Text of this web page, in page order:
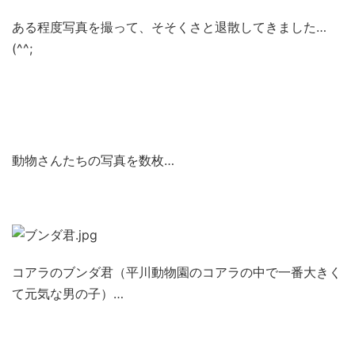
ある程度写真を撮って、そそくさと退散してきました…
(^^;
動物さんたちの写真を数枚…
コアラのブンダ君（平川動物園のコアラの中で一番大きく
て元気な男の子）…